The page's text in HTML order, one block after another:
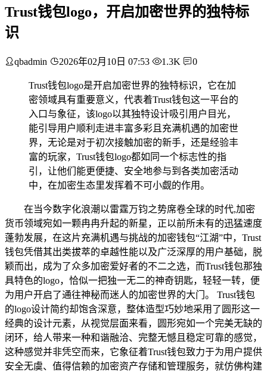
Trust钱包logo，开启加密世界的独特标
识
qbadmin 2026年02月10日 07:53 1.3K 0
Trust钱包logo是开启加密世界的独特标识，它在加
密领域具有重要意义，代表着Trust钱包这一平台的
入口与象征，该logo以其独特设计吸引用户目光，
能引导用户顺利走进丰富多彩且充满机遇的加密世
界，无论是对于初次接触加密的新手，还是经验丰
富的玩家，Trust钱包logo都如同一个标志性的指
引，让他们能更便捷、安全地参与到各类加密活动
中，在加密生态里发挥着不可小觑的作用。
在当今数字化浪潮以雷霆万钧之势席卷全球的时代,加密
货币领域宛如一颗冉冉升起的新星，正以前所未有的迅猛速度
蓬勃发展，在这片充满机遇与挑战的加密钱包“江湖”中，Trust
钱包凭借其出类拔萃的卓越性能以及广泛深厚的用户基础，脱
颖而出，成为了众多加密爱好者的不二之选，而Trust钱包那独
具特色的logo，恰似一把独一无二的神奇钥匙，轻轻一转，便
为用户开启了通往神秘而迷人的加密世界的大门。 Trust钱包
的logo设计简约却饱含深意，整体造型巧妙地采用了圆形这一
经典的设计元素，从视觉层面来看，圆形宛如一个完美无缺的
闭环，给人带来一种和谐融洽、完整无憾且稳定可靠的感觉，
这种感觉并非凭空而来，它象征着Trust钱包致力于为用户提供
安全无虞、值得信赖的加密资产存储和管理服务，就仿佛构建